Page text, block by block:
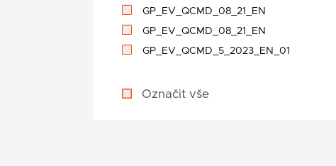
GP_EV_QCMD_08_21_EN
GP_EV_QCMD_08_21_EN
GP_EV_QCMD_5_2023_EN_01
Označit vše